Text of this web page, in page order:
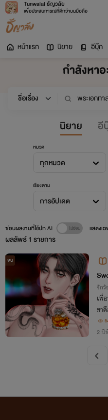
Tunwalai ธัญวลัย
เพื่อประสบการณ์ที่ดีกว่าบนมือถือ
หน้าแรก นิยาย อีบุ๊ก
กำลังหาอ
นิยาย อี
หมวด
ทุกหมวด
เรียงตาม
การอัปเดต
ผลลัพธ์1 รายการ
ซ่อนผลงานที่ใช้ปก AI แสดงเ
จบ
+]
รัก
เพื่
ขา
ดก็
2 ปี